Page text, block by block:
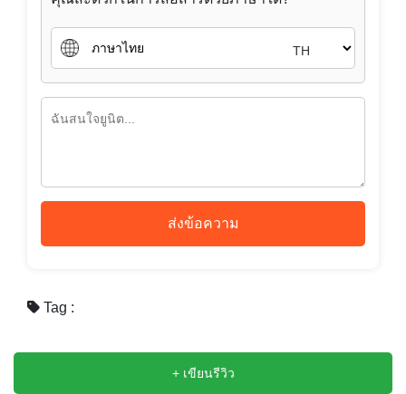
ส่งข้อความ
อสังหาริมทรัพย์ใกล้เคียง